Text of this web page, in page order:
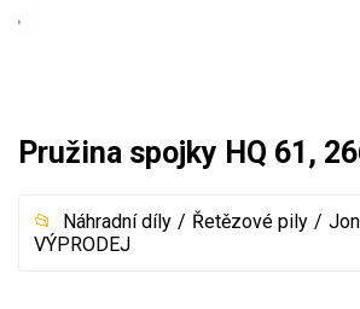
Křovinořezy a vyžínače
Benzínové křovinořezy a vyžínače
Pružina spojky HQ 61,
Náhradní díly Řetězové pily
VÝPRODEJ